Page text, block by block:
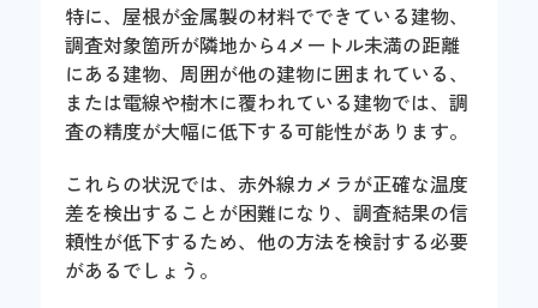
特に、屋根が金属製の材料でできている建物、
調査対象箇所が隣地から4メートル未満の距離
にある建物、周囲が他の建物に囲まれている、
または電線や樹木に覆われている建物では、調
査の精度が大幅に低下する可能性があります。
これらの状況では、赤外線カメラが正確な温度
差を検出することが困難になり、調査結果の信
頼性が低下するため、他の方法を検討する必要
があるでしょう。